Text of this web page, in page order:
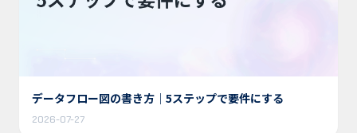
データフロー図の書き方｜5ステップで要件にする
2026-07-27